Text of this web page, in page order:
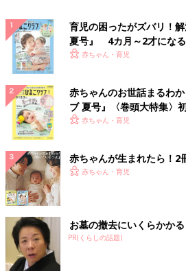
育児の困ったがズバリ！
夏号』 4カ月～2才にな
いっぱい！
赤ちゃん・育児
赤ちゃんのお世話まるわ
ブ 夏号』〈巻頭大特集〉
く！ おっぱい・ミルクの
赤ちゃん・育児
赤ちゃんが生まれたら！2
赤ちゃん・育児
お墓の撤去にいくらかか
PR(くらしの話題)